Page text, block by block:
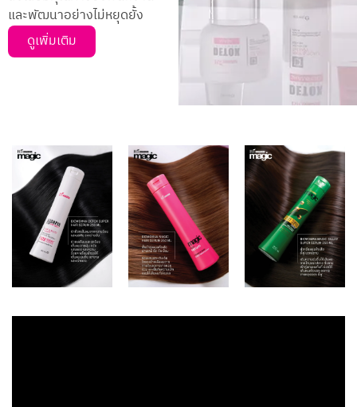
และพัฒนาอย่างไม่หยุดยั้ง
ดูเพิ่มเติม